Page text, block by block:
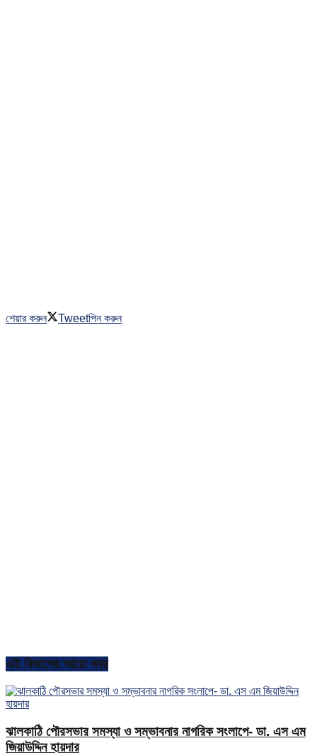
শেয়ার করুন Tweetপিন করুন
এই বিভাগের আরো খবর
ঝালকাঠি পৌরসভার সমস্যা ও সম্ভাবনার নাগরিক সংলাপে- ডা. এস এম
জিয়াউদ্দিন হায়দার